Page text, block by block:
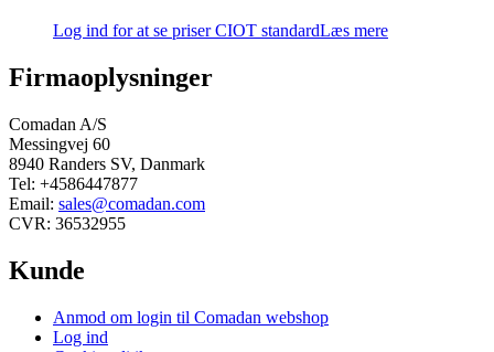
Log ind for at se priserCIOT standardLæs mere
Firmaoplysninger
Comadan A/S
Messingvej 60
8940 Randers SV, Danmark
Tel: +4586447877
Email: sales@comadan.com
CVR: 36532955
Kunde
Main
Menu
Anmod om login til Comadan webshop
Log ind